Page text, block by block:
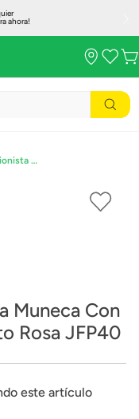
ahora!
Mattel Barbie Fashionista Muneca Con Cabello Rubio Y Conjunto Rosa JFP40
Muneca Con
Rosa JFP40
este artículo